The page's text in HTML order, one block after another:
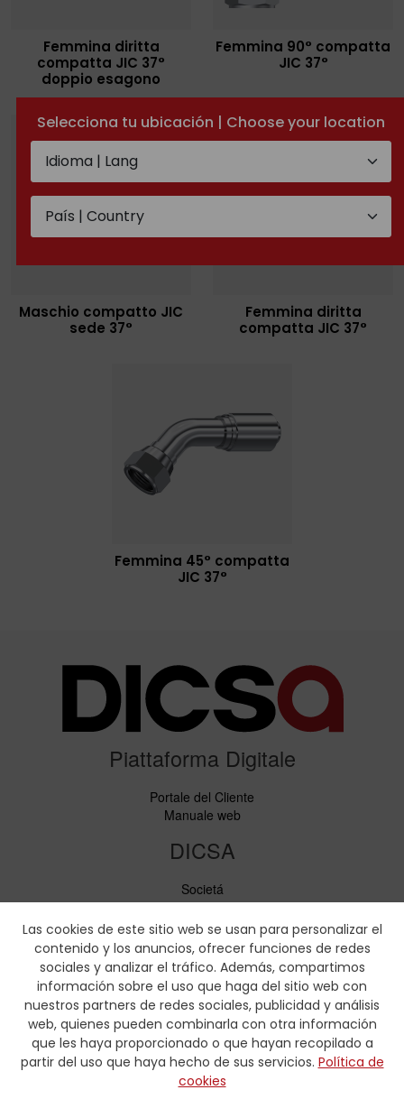
Selecciona tu ubicación | Choose your location
Las cookies de este sitio web se usan para personalizar el
contenido y los anuncios, ofrecer funciones de redes
sociales y analizar el tráfico. Además, compartimos
información sobre el uso que haga del sitio web con
nuestros partners de redes sociales, publicidad y análisis
web, quienes pueden combinarla con otra información
que les haya proporcionado o que hayan recopilado a
partir del uso que haya hecho de sus servicios. Política de
cookies
Femmina diritta
compatta JIC 37°
doppio esagono
Femmina 90° compatta
JIC 37°
Maschio compatto JIC
sede 37°
Femmina diritta
compatta JIC 37°
Femmina 45° compatta
JIC 37°
Piattaforma Digitale
Portale del Cliente
Manuale web
DICSA
Societá
Notizie ed Eventi
Servizi
Codice di condotta
Responsabilità sociale
Scaricare
Cataloghi di vendita
Certificati
Tabelle di pressatura
Formulario idraulica